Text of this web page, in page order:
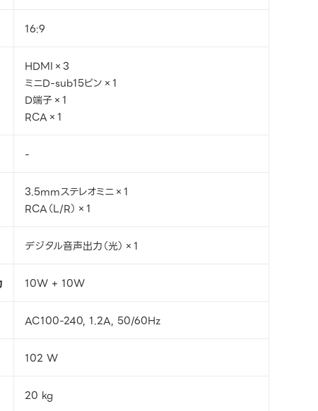
16:9
HDMI×3
ミニD-sub15ピン×1
D端子×1
RCA×1
-
3.5mmステレオミニ×1
RCA（L/R）×1
デジタル音声出力（光）×1
10W + 10W
AC100-240, 1.2A, 50/60Hz
102 W
20 kg